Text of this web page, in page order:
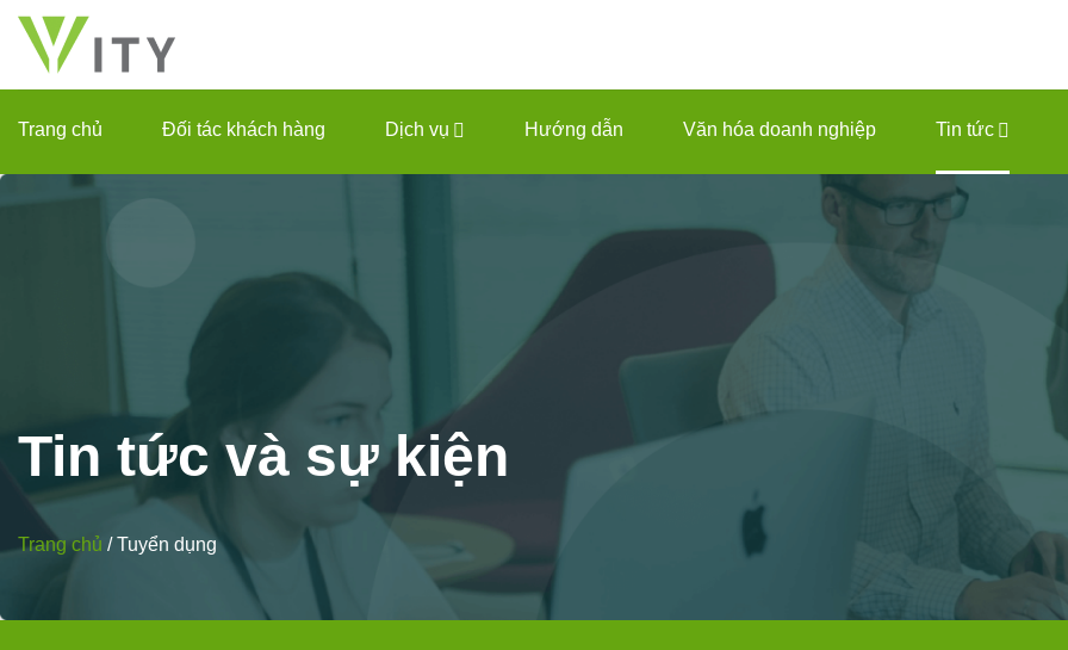
Chuyển
đến
Trang chủ Đối tác khách hàng Dịch vụ Hướng dẫn Văn hóa doanh nghiệp Tin tức
Tin tức và sự kiện
Trang chủ /Tuyển dụng